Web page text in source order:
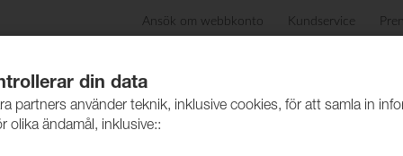
Ansök om webbkonto Kundservice
Produkter Skötselråd
din data
partners använder teknik, inklusive cookies, för att samla in
olika ändamål, inklusive::